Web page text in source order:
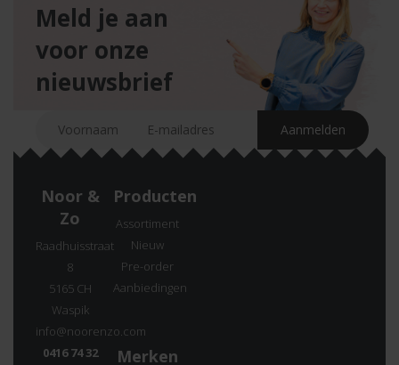
Meld je aan
voor onze
nieuwsbrief
Noor &
Zo
Raadhuisstraat
8
5165 CH
Waspik
info@noorenzo.com
0416 74 32
Producten
Assortiment
Nieuw
Pre-order
Aanbiedingen
Merken